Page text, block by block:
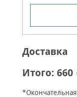
Доставка
Итого: 660
*Окончательная